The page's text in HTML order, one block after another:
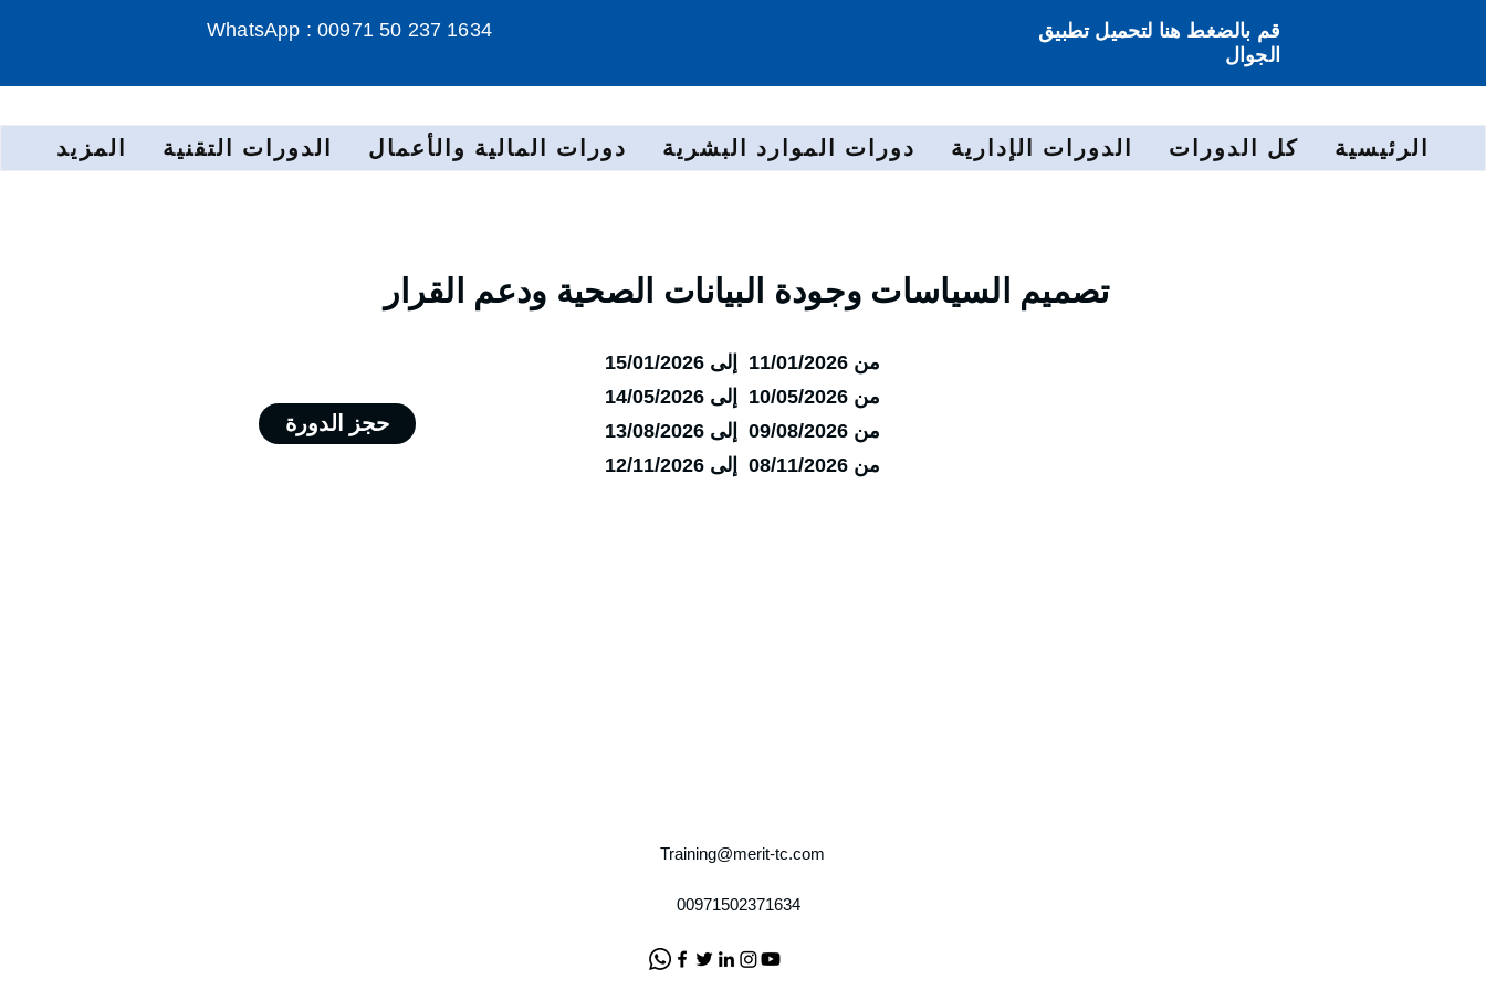
WhatsApp : 00971 50 237 1634
قم بالضغط هنا لتحميل تطبيق
الجوال
الرئيسية كل الدورات الدورات الإدارية دورات الموارد البشرية دورات المالية والأعمال الدورات التقنية المزيد
تصميم السياسات وجودة البيانات الصحية ودعم القرار
حجز الدورة
من 11/01/2026 إلى 15/01/2026
من 10/05/2026 إلى 14/05/2026
من 09/08/2026 إلى 13/08/2026
من 08/11/2026 إلى 12/11/2026
Training@merit-tc.com
00971502371634